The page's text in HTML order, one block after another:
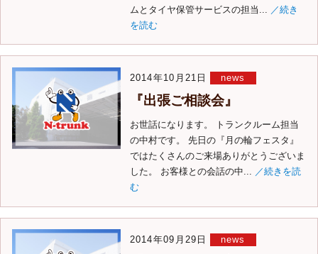
ムとタイヤ保管サービスの担当...
／続き
を読む
2014年10月21日 news
『出張ご相談会』
お世話になります。 トランクルーム担当
の中村です。 先日の『月の輪フェスタ』
ではたくさんのご来場ありがとうございま
した。 お客様との会話の中...
／続きを読
む
2014年09月29日 news